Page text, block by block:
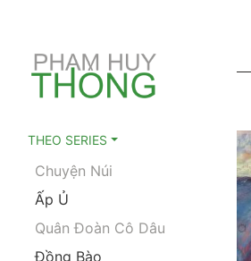
THEO SERIES
Chuyện Núi
Ấp Ủ
Quân Đoàn Cô Dâu
Đồng Bào